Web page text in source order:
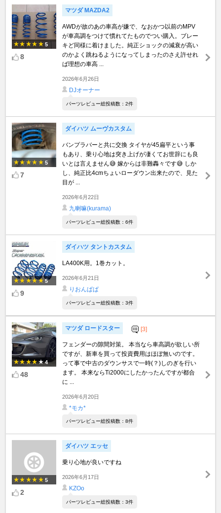
5
8
マツダ MAZDA2
AWDが故のあの車高が嫌で、なおかつ以前のMPV
が車高調をつけて慣れてたものでつい購入。ブレー
キど同様に着けました。純正ショックの減衰が高い
のかよく跳ねるようになってしまったのさえ許せれ
ば理想の車高 ...
2026年6月26日
DJオーナー
パーツレビュー総投稿数：2件
5
7
ダイハツ ムーヴカスタム
バンプラバーと共に交換 タイヤが45扁平という事
もあり、乗り心地は突き上げが凄くてお世辞にも良
いとは言えません😅 嫁からは非難轟々です😅 しか
し、純正比4cmちょいローダウン出来たので、見た
目が ...
2026年6月22日
九喇嘛(kurama)
パーツレビュー総投稿数：6件
5
9
ダイハツ タントカスタム
LA400K用。1巻カット。
2026年6月21日
りおんぱぱ
パーツレビュー総投稿数：3件
4
48
マツダ ロードスター [3]
フェンダーの隙間対策。 本当なら車高調が欲しい所
ですが、新車を買って投資費用はほぼ無いのです。
って事で中古のダウンサスで一時(？)しのぎを行い
ます。 本来ならTi2000にしたかったんですが都合
に ...
2026年6月20日
*モカ*
パーツレビュー総投稿数：8件
5
2
ダイハツ エッセ
乗り心地が良いですね
2026年6月17日
KZOo
パーツレビュー総投稿数：3件